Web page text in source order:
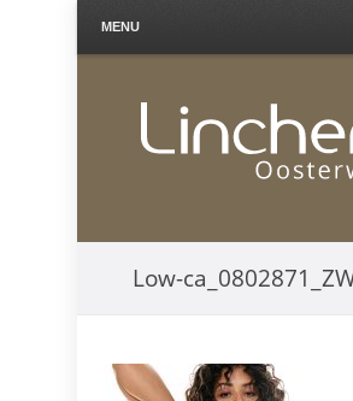
MENU
Low-